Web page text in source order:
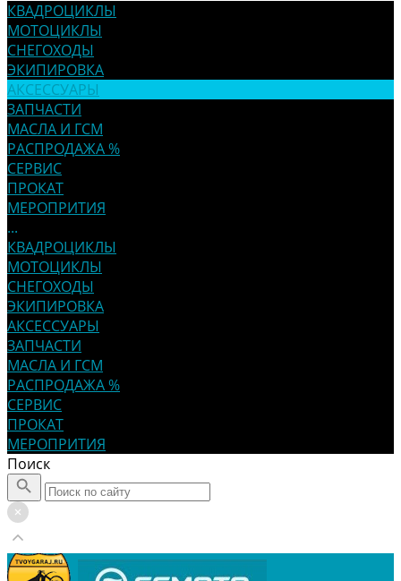
КВАДРОЦИКЛЫ
МОТОЦИКЛЫ
СНЕГОХОДЫ
ЭКИПИРОВКА
АКСЕССУАРЫ
ЗАПЧАСТИ
МАСЛА И ГСМ
РАСПРОДАЖА %
СЕРВИС
ПРОКАТ
МЕРОПРИТИЯ
...
КВАДРОЦИКЛЫ
МОТОЦИКЛЫ
СНЕГОХОДЫ
ЭКИПИРОВКА
АКСЕССУАРЫ
ЗАПЧАСТИ
МАСЛА И ГСМ
РАСПРОДАЖА %
СЕРВИС
ПРОКАТ
МЕРОПРИТИЯ
Поиск